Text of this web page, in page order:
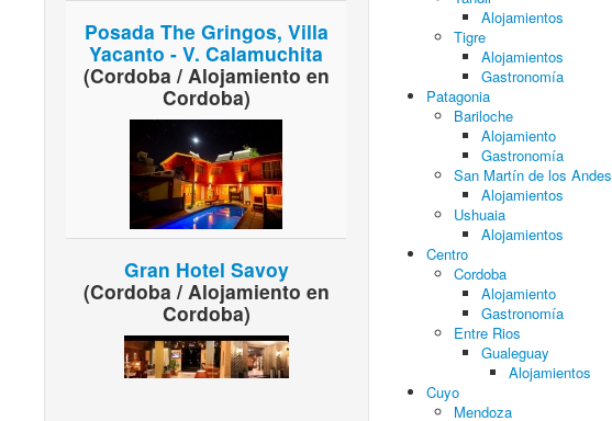
Posada The Gringos, Villa
Yacanto - V. Calamuchita
(Cordoba / Alojamiento en
Cordoba)
Gran Hotel Savoy
(Cordoba / Alojamiento en
Cordoba)
Alojamientos
Tigre
Alojamientos
Gastronomía
Patagonia
Bariloche
Alojamiento
Gastronomía
San Martín de los Andes
Alojamientos
Ushuaia
Alojamientos
Centro
Cordoba
Alojamiento
Gastronomía
Entre Rios
Gualeguay
Alojamientos
Cuyo
Mendoza